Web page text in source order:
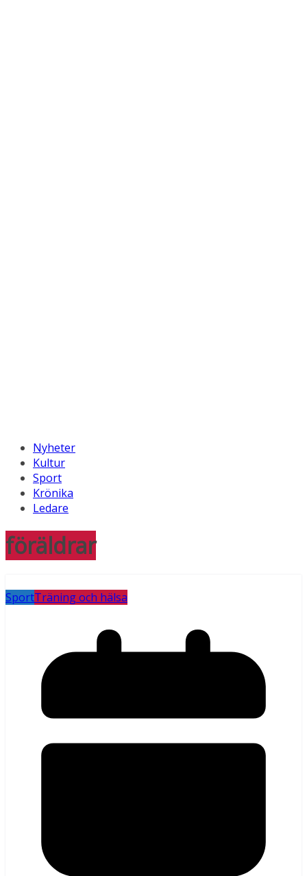
Nyheter
Kultur
Sport
Krönika
Ledare
föräldrar
SportTräning och hälsa